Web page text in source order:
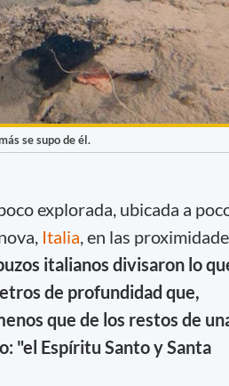
se supo de él.
explorada, ubicada a
Italia , en las
italianos divisaron lo
de profundidad que,
que de los restos de
"el Espíritu Santo y Santa